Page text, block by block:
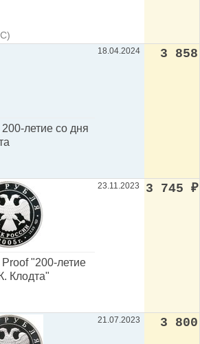
летие со дня
18.04.2024 3 858
"200-летие
Клодта"
23.11.2023 3 745 ₽
21.07.2023 3 800